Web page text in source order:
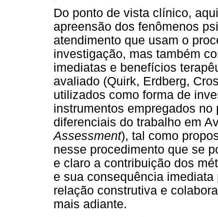
Do ponto de vista clínico,
apreensão dos fenômenos
atendimento que usam o
investigação, mas também
imediatas e benefícios
avaliado (Quirk, Erdberg,
utilizados como forma de
instrumentos empregados
diferenciais do trabalho em
Assessment), tal como
nesse procedimento que se
e claro a contribuição dos
e sua consequência
relação construtiva e
mais adiante.